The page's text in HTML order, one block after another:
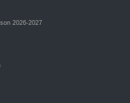
2026-2027